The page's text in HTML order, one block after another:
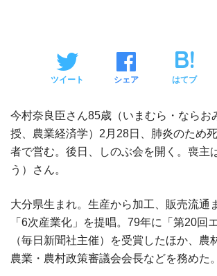
ツイート シェア はてブ
今村奈良臣さん85歳（いまむら・ならお
授、農業経済学）2月28日、肺炎のため
者で営む。後日、しのぶ会を開く。喪主
う）さん。
大分県生まれ。生産から加工、販売流通
「6次産業化」を提唱。79年に「第20回
（毎日新聞社主催）を受賞したほか、農
農業・農村政策審議会会長などを務めた。